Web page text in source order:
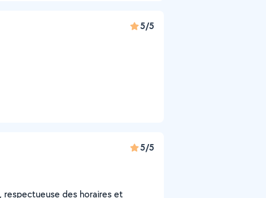
5/5
5/5
des horaires et